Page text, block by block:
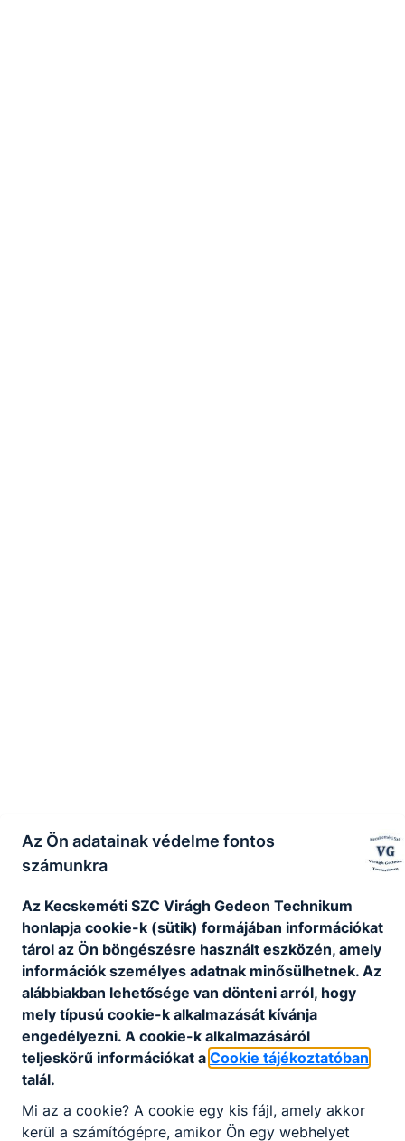
Az Ön adatainak védelme fontos
számunkra
Az Kecskeméti SZC Virágh Gedeon Technikum
honlapja cookie-k (sütik) formájában információkat
tárol az Ön böngészésre használt eszközén, amely
információk személyes adatnak minősülhetnek. Az
alábbiakban lehetősége van dönteni arról, hogy
mely típusú cookie-k alkalmazását kívánja
engedélyezni. A cookie-k alkalmazásáról
teljeskörű információkat a Cookie tájékoztatóban
talál.
Mi az a cookie? A cookie egy kis fájl, amely akkor
kerül a számítógépre, amikor Ön egy webhelyet